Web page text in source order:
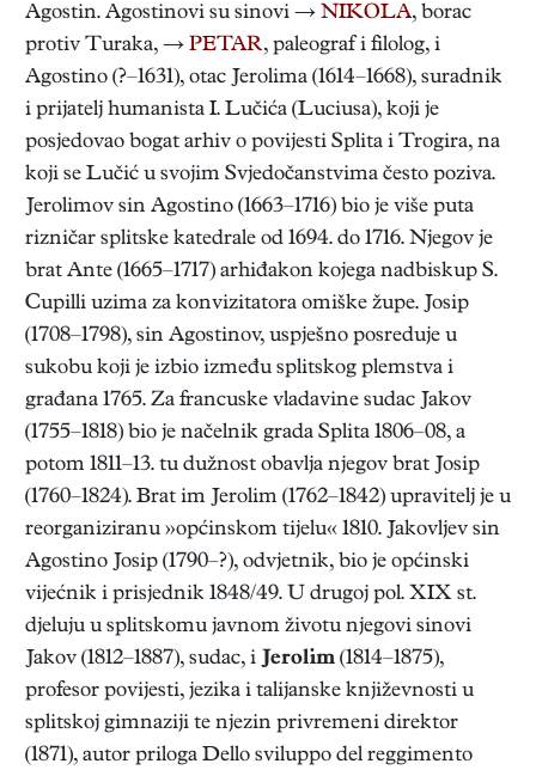
Agostin. Agostinovi su sinovi → NIKOLA, borac
protiv Turaka, → PETAR, paleograf i filolog, i
Agostino (?–1631), otac Jerolima (1614–1668), suradnik
i prijatelj humanista I. Lučića (Luciusa), koji je
posjedovao bogat arhiv o povijesti Splita i Trogira, na
koji se Lučić u svojim Svjedočanstvima često poziva.
Jerolimov sin Agostino (1663–1716) bio je više puta
rizničar splitske katedrale od 1694. do 1716. Njegov je
brat Ante (1665–1717) arhiđakon kojega nadbiskup S.
Cupilli uzima za konvizitatora omiške župe. Josip
(1708–1798), sin Agostinov, uspješno posreduje u
sukobu koji je izbio između splitskog plemstva i
građana 1765. Za francuske vladavine sudac Jakov
(1755–1818) bio je načelnik grada Splita 1806–08, a
potom 1811–13. tu dužnost obavlja njegov brat Josip
(1760–1824). Brat im Jerolim (1762–1842) upravitelj je u
reorganiziranu »općinskom tijelu« 1810. Jakovljev sin
Agostino Josip (1790–?), odvjetnik, bio je općinski
vijećnik i prisjednik 1848/49. U drugoj pol. XIX st.
djeluju u splitskomu javnom životu njegovi sinovi
Jakov (1812–1887), sudac, i Jerolim (1814–1875),
profesor povijesti, jezika i talijanske književnosti u
splitskoj gimnaziji te njezin privremeni direktor
(1871), autor priloga Dello sviluppo del reggimento